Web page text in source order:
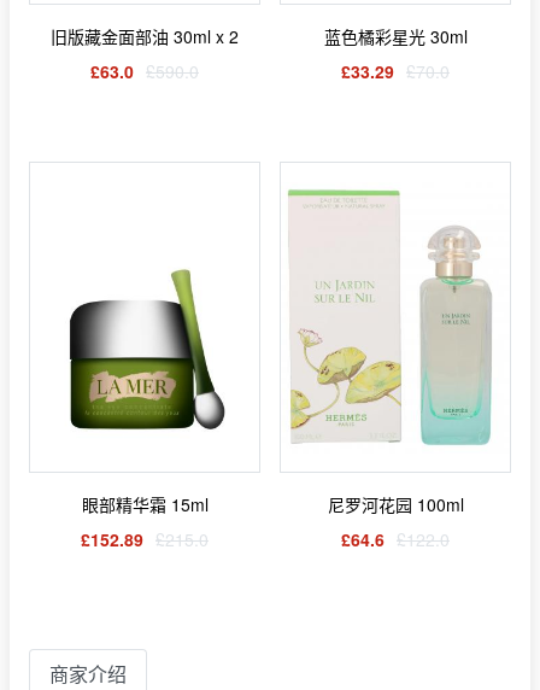
旧版藏金面部油 30ml x 2
£63.0 £590.0
蓝色橘彩星光 30ml
£33.29 £70.0
眼部精华霜 15ml
£152.89 £215.0
尼罗河花园 100ml
£64.6 £122.0
商家介绍